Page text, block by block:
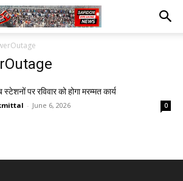
स्टेशनों पर रविवार को होगा मरम्मत कार्य
- June 6, 2026 0